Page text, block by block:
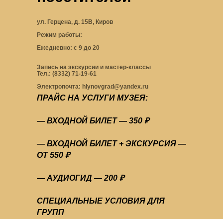
ПРАЙС НА УСЛУГИ МУЗЕЯ:
— ВХОДНОЙ БИЛЕТ — 350 ₽
— ВХОДНОЙ БИЛЕТ + ЭКСКУРСИЯ —
ОТ 550 ₽
— АУДИОГИД — 200 ₽
СПЕЦИАЛЬНЫЕ УСЛОВИЯ ДЛЯ
ГРУПП
ул. Герцена, д. 15В, Киров
Режим работы:
Ежедневно: с 9 до 20
Запись на экскурсии и мастер-классы
Тел.: (8332) 71-19-61
Электропочта: hlynovgrad@yandex.ru